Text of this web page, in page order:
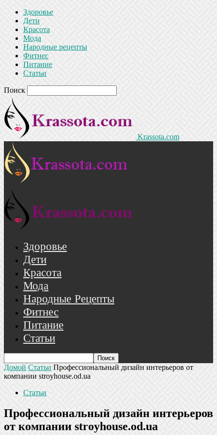
Здоровье
Дети
Красота
Мода
Народные рецепты
Фитнес
Питание
Статьи
Поиск
Krassota.com
Здоровье
Дети
Красота
Мода
Народные Рецепты
Фитнес
Питание
Статьи
Домой Статьи Профессиональный дизайн интерьеров от
компании stroyhouse.od.ua
Статьи
Профессиональный дизайн интерьеров
от компании stroyhouse.od.ua